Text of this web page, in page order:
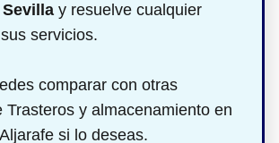
y resuelve cualquier
servicios.
comparar con otras
Trasteros y almacenamiento en
si lo deseas.